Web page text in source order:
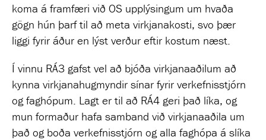
koma á framfæri við OS upplýsingum um hvaða
gögn hún þarf til að meta virkjanakosti, svo þær
liggi fyrir áður en lýst verður eftir kostum næst.
Í vinnu RÁ3 gafst vel að bjóða virkjanaaðilum að
kynna virkjanahugmyndir sínar fyrir verkefnisstjórn
og faghópum. Lagt er til að RÁ4 geri það líka, og
mun formaður hafa samband við virkjanaaðila um
það og boða verkefnisstjórn og alla faghópa á slíka